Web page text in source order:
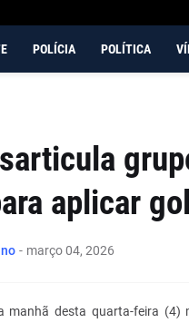
POLÍCIA POLÍTICA
aplicar
- março 04, 2026
manhã desta quarta-feira